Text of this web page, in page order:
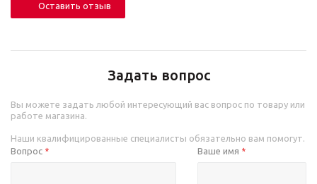
Оставить отзыв
Задать вопрос
Вы можете задать любой интересующий вас вопрос по товару или
работе магазина.
Наши квалифицированные специалисты обязательно вам помогут.
Вопрос * Ваше имя *